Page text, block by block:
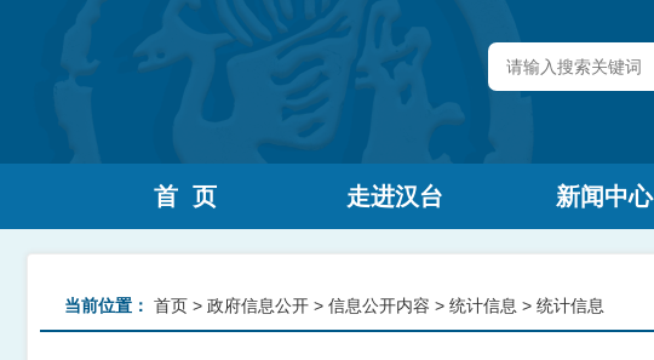
首 页 走进汉台 新闻中心
当前位置： 首页 > 政府信息公开 > 信息公开内容 > 统计信息 > 统计信息